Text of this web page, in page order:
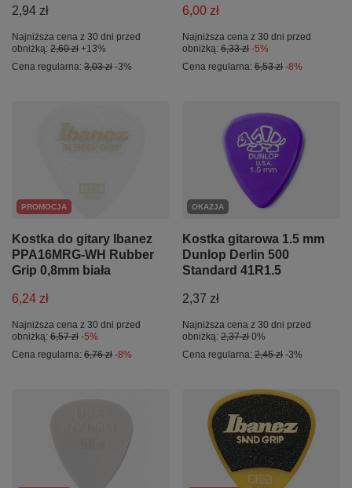
2,94 zł
Najniższa cena z 30 dni przed
obniżką: 2,60 zł +13%
Cena regularna: 3,03 zł -3%
6,00 zł
Najniższa cena z 30 dni przed
obniżką: 6,33 zł -5%
Cena regularna: 6,53 zł -8%
PROMOCJA
Kostka do gitary Ibanez
PPA16MRG-WH Rubber
Grip 0,8mm biała
6,24 zł
Najniższa cena z 30 dni przed
obniżką: 6,57 zł -5%
Cena regularna: 6,76 zł -8%
OKAZJA
Kostka gitarowa 1.5 mm
Dunlop Derlin 500
Standard 41R1.5
2,37 zł
Najniższa cena z 30 dni przed
obniżką: 2,37 zł 0%
Cena regularna: 2,45 zł -3%